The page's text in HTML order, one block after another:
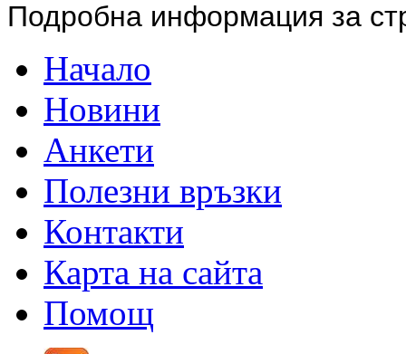
Подробна информация за
Начало
Новини
Анкети
Полезни връзки
Контакти
Карта на сайта
Помощ